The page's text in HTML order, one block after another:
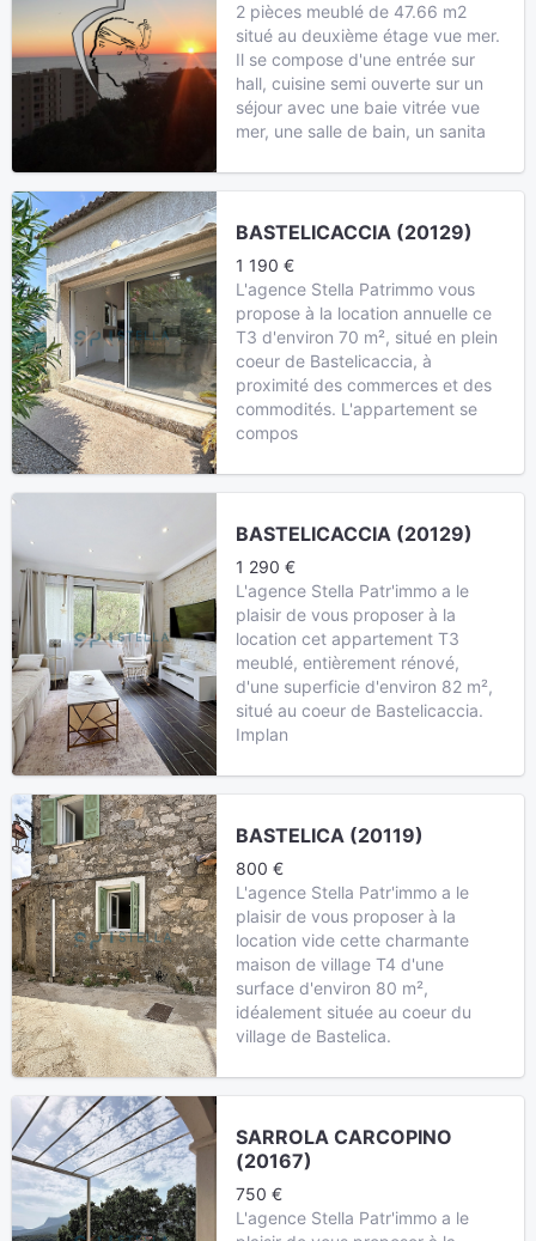
2 pièces meublé de 47.66 m2
situé au deuxième étage vue mer.
Il se compose d'une entrée sur
hall, cuisine semi ouverte sur un
séjour avec une baie vitrée vue
mer, une salle de bain, un sanita
BASTELICACCIA (20129)
1 190 €
L'agence Stella Patrimmo vous
propose à la location annuelle ce
T3 d'environ 70 m², situé en plein
coeur de Bastelicaccia, à
proximité des commerces et des
commodités. L'appartement se
compos
BASTELICACCIA (20129)
1 290 €
L'agence Stella Patr'immo a le
plaisir de vous proposer à la
location cet appartement T3
meublé, entièrement rénové,
d'une superficie d'environ 82 m²,
situé au coeur de Bastelicaccia.
Implan
BASTELICA (20119)
800 €
L'agence Stella Patr'immo a le
plaisir de vous proposer à la
location vide cette charmante
maison de village T4 d'une
surface d'environ 80 m²,
idéalement située au coeur du
village de Bastelica.
SARROLA CARCOPINO
(20167)
750 €
L'agence Stella Patr'immo a le